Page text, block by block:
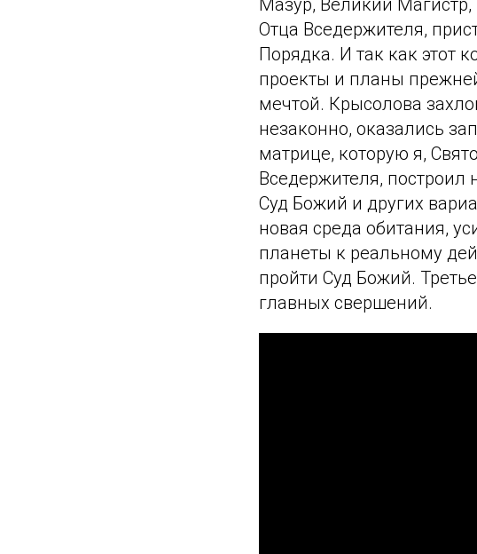
Отца Вседержителя,
Порядка. И так как этот
проекты и планы
мечтой. Крысолова
незаконно, оказались
матрице, которую я,
Вседержителя, построил
Суд Божий и других
новая среда обитания,
планеты к реальному
пройти Суд Божий.
главных свершений.